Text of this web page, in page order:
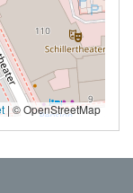
|© OpenStreetMap